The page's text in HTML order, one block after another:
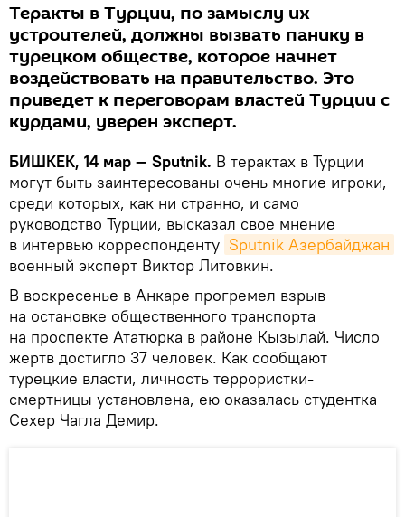
Теракты в Турции, по замыслу их
устроителей, должны вызвать панику в
турецком обществе, которое начнет
воздействовать на правительство. Это
приведет к переговорам властей Турции с
курдами, уверен эксперт.
БИШКЕК, 14 мар — Sputnik. В терактах в Турции
могут быть заинтересованы очень многие игроки,
среди которых, как ни странно, и само
руководство Турции, высказал свое мнение
в интервью корреспонденту Sputnik Азербайджан
военный эксперт Виктор Литовкин.
В воскресенье в Анкаре прогремел взрыв
на остановке общественного транспорта
на проспекте Ататюрка в районе Кызылай. Число
жертв достигло 37 человек. Как сообщают
турецкие власти, личность террористки-
смертницы установлена, ею оказалась студентка
Сехер Чагла Демир.